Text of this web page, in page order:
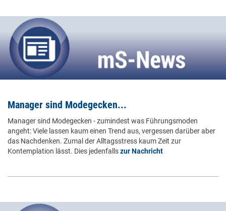
Manager sind Modegecken...
Manager sind Modegecken - zumindest was Führungsmoden
angeht: Viele lassen kaum einen Trend aus, vergessen darüber aber
das Nachdenken. Zumal der Alltagsstress kaum Zeit zur
Kontemplation lässt. Dies jedenfallszur Nachricht